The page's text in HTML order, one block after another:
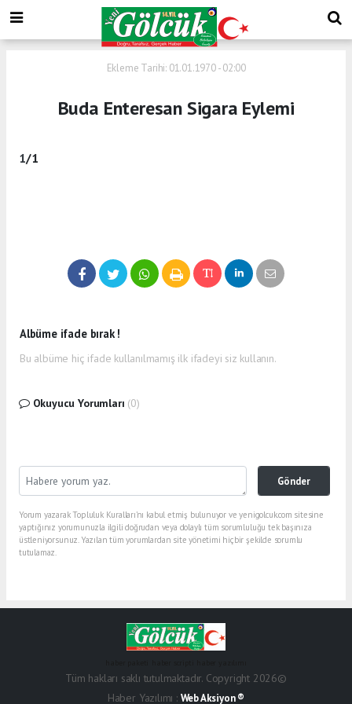
Ekleme Tarihi: 01.01.1970 - 02:00
Buda Enteresan Sigara Eylemi
1/1
Albüme ifade bırak !
Bu albüme hiç ifade kullanılmamış ilk ifadeyi siz kullanın.
Okuyucu Yorumları (0)
Gönder
Yorum yazarak Topluluk Kuralları’nı kabul etmiş bulunuyor ve yenigolcuk.com sitesine
yaptığınız yorumunuzla ilgili doğrudan veya dolaylı tüm sorumluluğu tek başınıza
üstleniyorsunuz. Yazılan tüm yorumlardan site yönetimi hiçbir şekilde sorumlu
tutulamaz.
Tüm hakları saklı tutulmaktadır. Copyright 2026©
Haber Yazılımı : Web Aksiyon ®